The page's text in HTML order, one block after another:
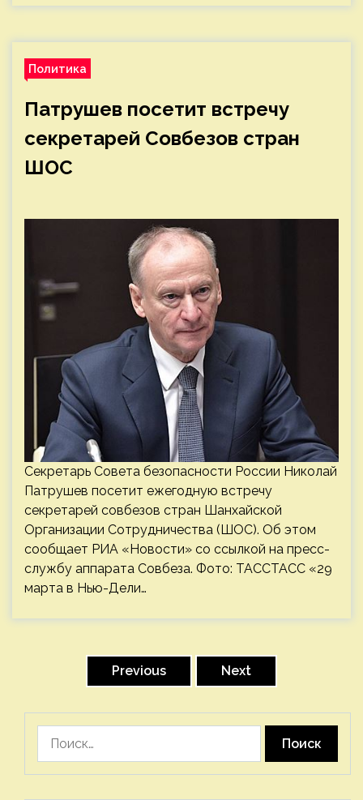
Политика
Патрушев посетит встречу
секретарей Совбезов стран
ШОС
Секретарь Совета безопасности России Николай
Патрушев посетит ежегодную встречу
секретарей совбезов стран Шанхайской
Организации Сотрудничества (ШОС). Об этом
сообщает РИА «Новости» со ссылкой на пресс-
службу аппарата Совбеза. Фото: ТАССТАСС «29
марта в Нью-Дели…
Previous Next